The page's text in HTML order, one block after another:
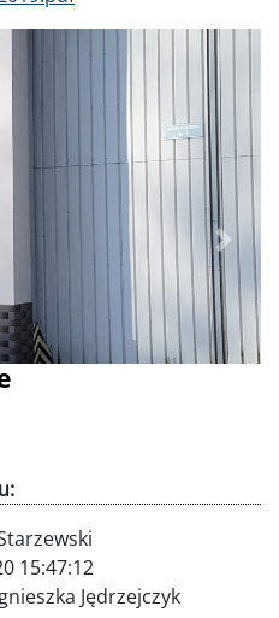
Dalej
15:47:12
Jędrzejczyk